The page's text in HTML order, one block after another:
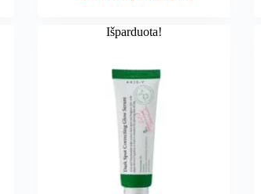
Išparduota!